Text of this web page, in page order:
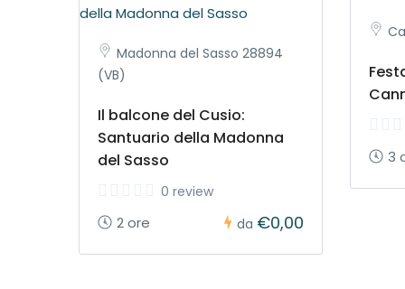
Madonna del Sasso 28894
(VB)
Il balcone del Cusio:
Santuario della Madonna
del Sasso
0 review
2 ore da €0,00
3